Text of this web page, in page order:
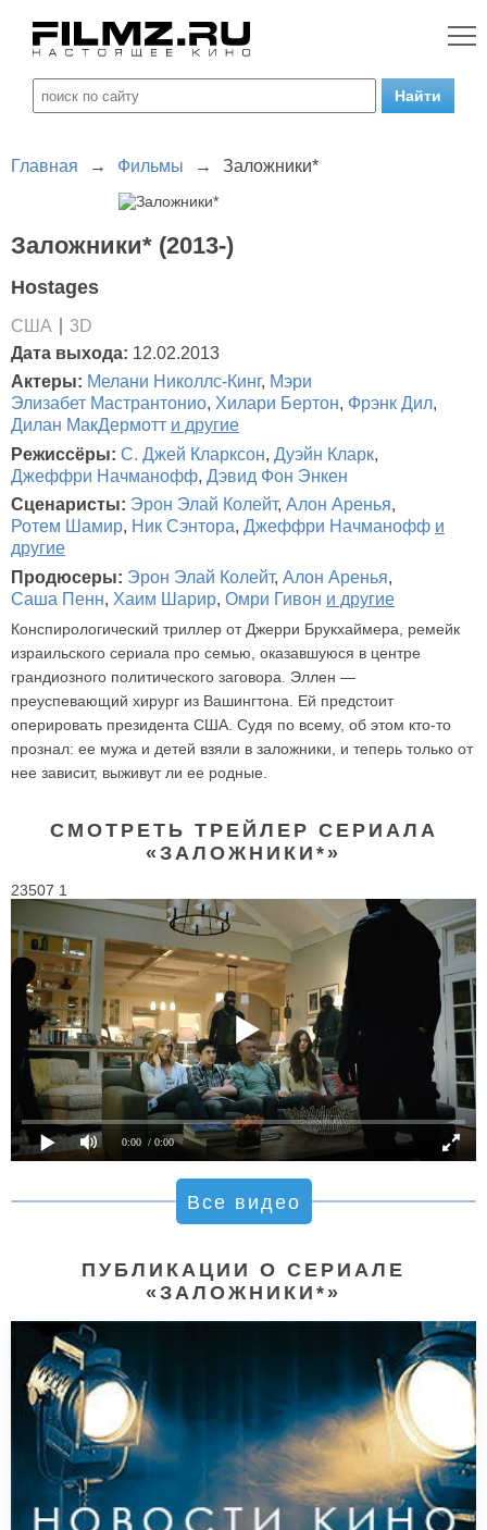
Главная → Фильмы → Заложники*
Заложники* (2013-)
Hostages
США
3D
Дата выхода: 12.02.2013
Актеры: Мелани Николлс-Кинг, Мэри
Элизабет Мастрантонио, Хилари Бертон, Фрэнк Дил,
Дилан МакДермотт и другие
Режиссёры: С. Джей Кларксон, Дуэйн Кларк,
Джеффри Начманофф, Дэвид Фон Энкен
Сценаристы: Эрон Элай Колейт, Алон Аренья,
Ротем Шамир, Ник Сэнтора, Джеффри Начманофф и
другие
Продюсеры: Эрон Элай Колейт, Алон Аренья,
Саша Пенн, Хаим Шарир, Омри Гивон и другие
Конспирологический триллер от Джерри Брукхаймера, ремейк
израильского сериала про семью, оказавшуюся в центре
грандиозного политического заговора. Эллен —
преуспевающий хирург из Вашингтона. Ей предстоит
оперировать президента США. Судя по всему, об этом кто-то
прознал: ее мужа и детей взяли в заложники, и теперь только от
нее зависит, выживут ли ее родные.
СМОТРЕТЬ ТРЕЙЛЕР СЕРИАЛА
«ЗАЛОЖНИКИ*»
23507 1
0:00 / 0:00
Все видео
ПУБЛИКАЦИИ О СЕРИАЛЕ
«ЗАЛОЖНИКИ*»